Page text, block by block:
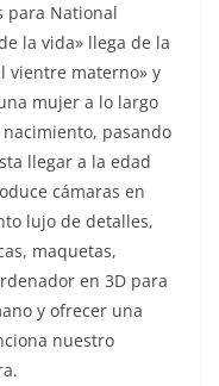
para National
la vida» llega de la
vientre materno» y
mujer a lo largo
pasando
llegar a la edad
cámaras en
lujo de detalles,
maquetas,
en 3D para
y ofrecer una
nuestro